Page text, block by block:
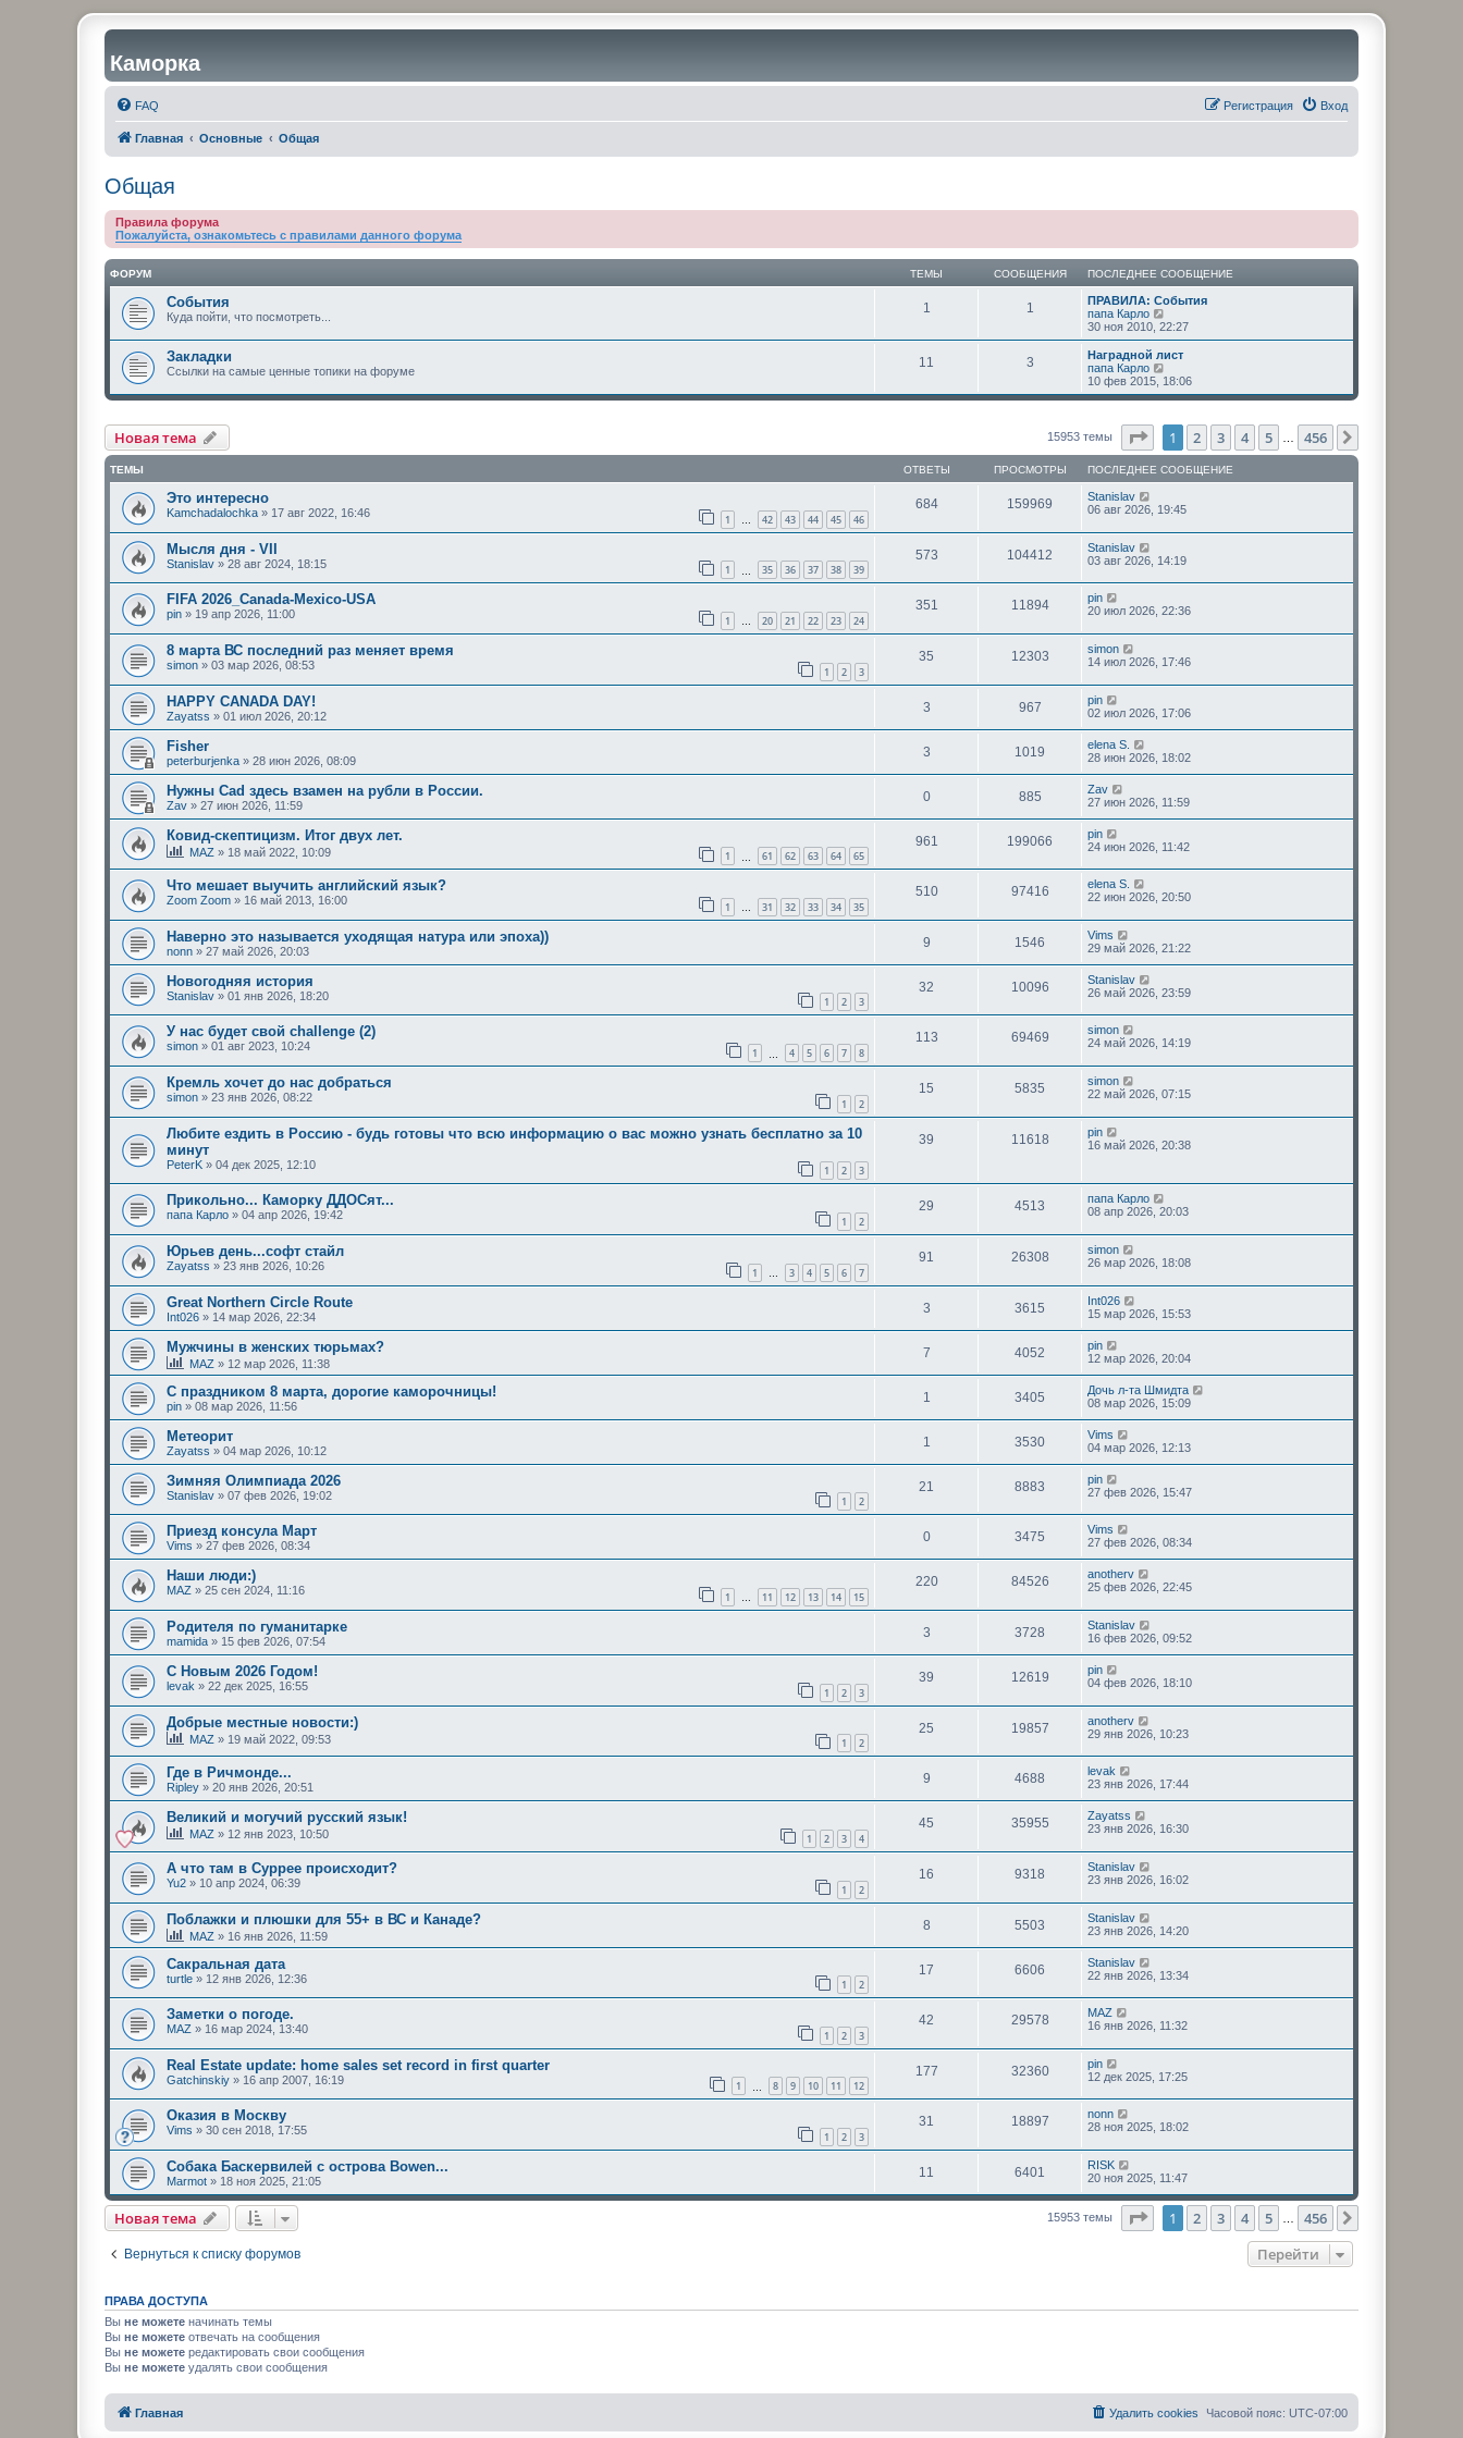
Каморка
FAQ Вход
Регистрация
Главная Основные Общая
Общая
Правила форума
Пожалуйста, ознакомьтесь с правилами данного форума
ФОРУМ ТЕМЫ СООБЩЕНИЯ ПОСЛЕДНЕЕ СООБЩЕНИЕ
События
Куда пойти, что посмотреть...
1 1
ПРАВИЛА: События
папа Карло
е
р
е
т
к
л
е
д
е
у
о
б
е
и
30 ноя 2010, 22:27
Закладки
Ссылки на самые ценные топики на форуме
11 3
Наградной лист
папа Карло
е
р
т
к
п
о
л
д
е
о
е
ю
10 фев 2015, 18:06
Новая тема 15953 темы Страница1 из 456
1 2 3 4 5 456
ТЕМЫ ОТВЕТЫ ПРОСМОТРЫ ПОСЛЕДНЕЕ СООБЩЕНИЕ
Это интересно
Kamchadalochka » 17 авг 2022, 16:46 1 … 42 43 44 45 46
684 159969
Stanislav
06 авг 2026, 19:45
Мысля дня - VII
Stanislav » 28 авг 2024, 18:15 1 35 36 37 38 39
573 104412
Stanislav
03 авг 2026, 14:19
FIFA 2026_Canada-Mexico-USA
pin » 19 апр 2026, 11:00 1 … 20 21 22 23 24
351 11894
pin
20 июл 2026, 22:36
8 марта ВС последний раз меняет время
simon » 03 мар 2026, 08:53 1 2 3
35 12303
simon
14 июл 2026, 17:46
HAPPY CANADA DAY!
Zayatss » 01 июл 2026, 20:12
3 967
pin
02 июл 2026, 17:06
Fisher
peterburjenka » 28 июн 2026, 08:09
3 1019
elena S.
28 июн 2026, 18:02
Нужны Cad здесь взамен на рубли в России.
Zav » 27 июн 2026, 11:59
0 885
Zav
27 июн 2026, 11:59
Ковид-скептицизм. Итог двух лет.
MAZ » 18 май 2022, 10:09 1 61 62 63 64 65
961 199066
pin
24 июн 2026, 11:42
Что мешает выучить английский язык?
Zoom Zoom » 16 май 2013, 16:00 1 … 31 32 33 34 35
510 97416
elena S.
22 июн 2026, 20:50
Наверно это называется уходящая натура или эпоха))
nonn » 27 май 2026, 20:03
9 1546
Vims
29 май 2026, 21:22
Новогодняя история
Stanislav » 01 янв 2026, 18:20 1 2 3
32 10096
Stanislav
26 май 2026, 23:59
У нас будет свой challenge (2)
simon » 01 авг 2023, 10:24 1 4 5 6 7 8
113 69469
simon
24 май 2026, 14:19
Кремль хочет до нас добраться
simon » 23 янв 2026, 08:22 1 2
15 5835
simon
22 май 2026, 07:15
Любите ездить в Россию - будь готовы что всю информацию о вас можно узнать бесплатно за 10
минут
PeterK » 04 дек 2025, 12:10 1 2 3
39 11618
pin
16 май 2026, 20:38
Прикольно... Каморку ДДОСят...
папа Карло » 04 апр 2026, 19:42 1 2
29 4513
папа Карло
08 апр 2026, 20:03
Юрьев день...софт стайл
Zayatss » 23 янв 2026, 10:26 1 … 3 4 5 6 7
91 26308
simon
26 мар 2026, 18:08
Great Northern Circle Route
Int026 » 14 мар 2026, 22:34
3 3615
Int026
15 мар 2026, 15:53
Мужчины в женских тюрьмах?
MAZ » 12 мар 2026, 11:38
7 4052
pin
12 мар 2026, 20:04
С праздником 8 марта, дорогие каморочницы!
pin » 08 мар 2026, 11:56
1 3405
Дочь л-та Шмидта
08 мар 2026, 15:09
Метеорит
Zayatss » 04 мар 2026, 10:12
1 3530
Vims
04 мар 2026, 12:13
Зимняя Олимпиада 2026
Stanislav » 07 фев 2026, 19:02 1 2
21 8883
pin
27 фев 2026, 15:47
Приезд консула Март
Vims » 27 фев 2026, 08:34
0 3475
Vims
27 фев 2026, 08:34
Наши люди:)
MAZ » 25 сен 2024, 11:16 1 … 11 12 13 14 15
220 84526
anotherv
25 фев 2026, 22:45
Родителя по гуманитарке
mamida » 15 фев 2026, 07:54
3 3728
Stanislav
16 фев 2026, 09:52
С Новым 2026 Годом!
levak » 22 дек 2025, 16:55 1 2 3
39 12619
pin
04 фев 2026, 18:10
Добрые местные новости:)
MAZ » 19 май 2022, 09:53 1 2
25 19857
anotherv
29 янв 2026, 10:23
Где в Ричмонде...
Ripley » 20 янв 2026, 20:51
9 4688
levak
23 янв 2026, 17:44
Великий и могучий русский язык!
MAZ » 12 янв 2023, 10:50 1 2 3 4
45 35955
Zayatss
23 янв 2026, 16:30
А что там в Суррее происходит?
Yu2 » 10 апр 2024, 06:39 1 2
16 9318
Stanislav
23 янв 2026, 16:02
Поблажки и плюшки для 55+ в ВС и Канаде?
MAZ » 16 янв 2026, 11:59
8 5503
Stanislav
23 янв 2026, 14:20
Сакральная дата
turtle » 12 янв 2026, 12:36 1 2
17 6606
Stanislav
22 янв 2026, 13:34
Заметки о погоде.
MAZ » 16 мар 2024, 13:40 1 2 3
42 29578
MAZ
16 янв 2026, 11:32
Real Estate update: home sales set record in first quarter
Gatchinskiy » 16 апр 2007, 16:19 1 8 9 10 11 12
177 32360
pin
12 дек 2025, 17:25
Оказия в Москву
Vims » 30 сен 2018, 17:55 1 2 3
31 18897
nonn
28 ноя 2025, 18:02
Собака Баскервилей с острова Bowen...
Marmot » 18 ноя 2025, 21:05
11 6401
RISK
20 ноя 2025, 11:47
Новая тема 15953 темы Страница1 из 456
1 2 3 4 5 456
Вернуться к списку форумов Перейти
ПРАВА ДОСТУПА
Вы не можете начинать темы
Вы не можете отвечать на сообщения
Вы не можете редактировать свои сообщения
Вы не можете удалять свои сообщения
Главная Часовой пояс: UTC-07:00
Удалить cookies